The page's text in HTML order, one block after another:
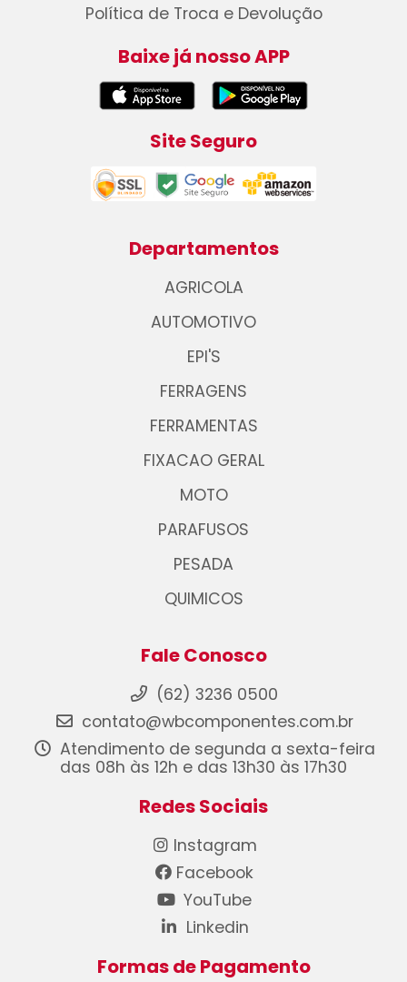
Política de Troca e Devolução
Baixe já nosso APP
Site Seguro
Departamentos
AGRICOLA
AUTOMOTIVO
EPI'S
FERRAGENS
FERRAMENTAS
FIXACAO GERAL
MOTO
PARAFUSOS
PESADA
QUIMICOS
Fale Conosco
(62) 3236 0500
contato@wbcomponentes.com.br
Atendimento de segunda a sexta-feira
das 08h às 12h e das 13h30 às 17h30
Redes Sociais
Instagram
Facebook
YouTube
Linkedin
Formas de Pagamento